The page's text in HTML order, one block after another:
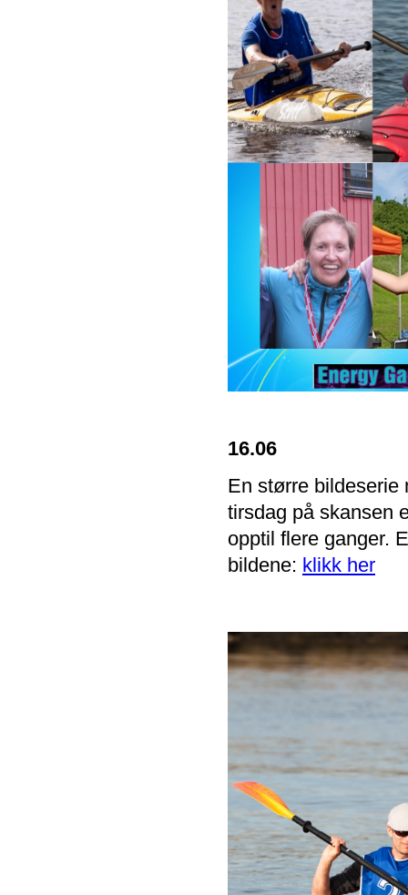
16.06
En større bildeserie
tirsdag på skansen
opptil flere ganger.
bildene: klikk her